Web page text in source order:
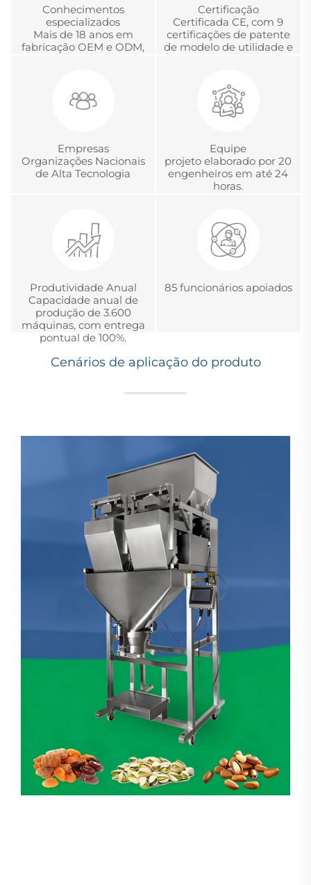
Conhecimentos
especializados
Mais de 18 anos em
fabricação OEM e ODM,
Certificação
Certificada CE, com 9
certificações de patente
de modelo de utilidade e
em Metrologia.
Empresas
Organizações Nacionais
de Alta Tecnologia
Equipe
projeto elaborado por 20
engenheiros em até 24
horas.
Produtividade Anual
Capacidade anual de
produção de 3.600
máquinas, com entrega
pontual de 100%.
85 funcionários apoiados
Cenários de aplicação do produto